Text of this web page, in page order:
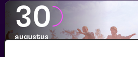
30
augustus